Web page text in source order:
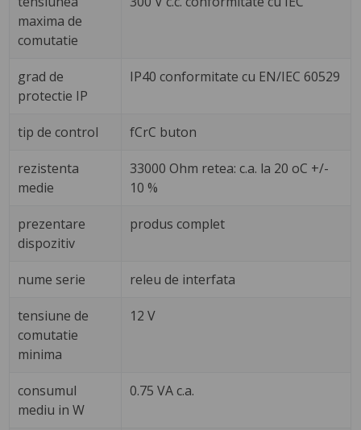
maxima de
comutatie
grad de
protectie IP
IP40 conformitate cu EN/IEC 60529
tip de control fCrC buton
rezistenta
medie
33000 Ohm retea: c.a. la 20 oC +/-
10 %
prezentare
dispozitiv
produs complet
nume serie releu de interfata
tensiune de
comutatie
minima
12 V
consumul
mediu in W
0.75 VA c.a.